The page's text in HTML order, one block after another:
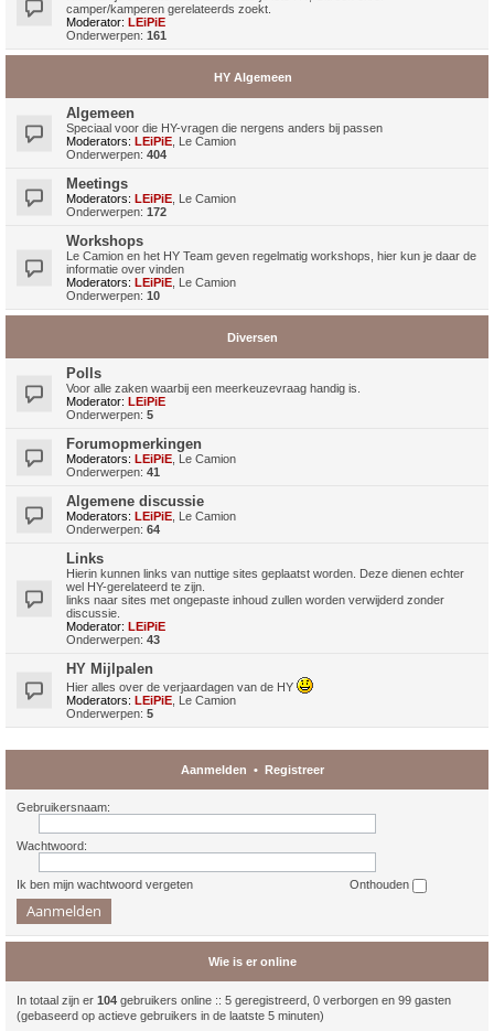
camper/kamperen gerelateerds zoekt.
Moderator: LEiPiE
Onderwerpen: 161
HY Algemeen
Algemeen
Speciaal voor die HY-vragen die nergens anders bij passen
Moderators: LEiPiE Le Camion
Onderwerpen: 404
Meetings
Moderators: LEiPiE Le Camion
Onderwerpen: 172
Workshops
Le Camion en het HY Team geven regelmatig workshops, hier kun je daar de
informatie over vinden
Moderators: LEiPiE Le Camion
Onderwerpen: 10
Diversen
Polls
Voor alle zaken waarbij een meerkeuzevraag handig is.
Moderator: LEiPiE
Onderwerpen: 5
Forumopmerkingen
Moderators: LEiPiE Le Camion
Onderwerpen: 41
Algemene discussie
Moderators: LEiPiE Le Camion
Onderwerpen: 64
Links
Hierin kunnen links van nuttige sites geplaatst worden. Deze dienen echter
wel HY-gerelateerd te zijn.
links naar sites met ongepaste inhoud zullen worden verwijderd zonder
discussie.
Moderator: LEiPiE
Onderwerpen: 43
HY Mijlpalen
Hier alles over de verjaardagen van de HY
Moderators: LEiPiE Le Camion
Onderwerpen: 5
Aanmelden • Registreer
Gebruikersnaam:
Wachtwoord:
Ik ben mijn wachtwoord vergeten Onthouden
Wie is er online
In totaal zijn er 104 gebruikers online :: 5 geregistreerd, 0 verborgen en 99 gasten
(gebaseerd op actieve gebruikers in de laatste 5 minuten)